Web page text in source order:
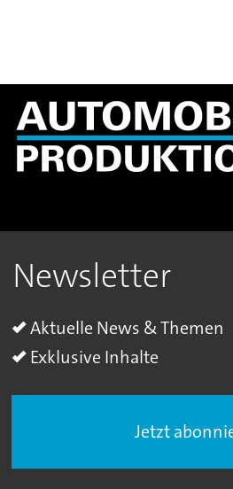
Newsletter
Aktuelle News & Themen
Exklusive Inhalte
Jetzt